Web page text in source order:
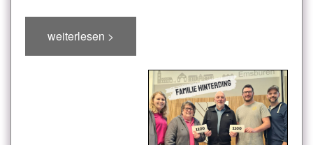
weiterlesen >